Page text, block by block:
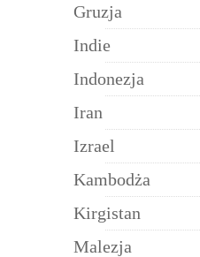
Gruzja
Indie
Indonezja
Iran
Izrael
Kambodża
Kirgistan
Malezja